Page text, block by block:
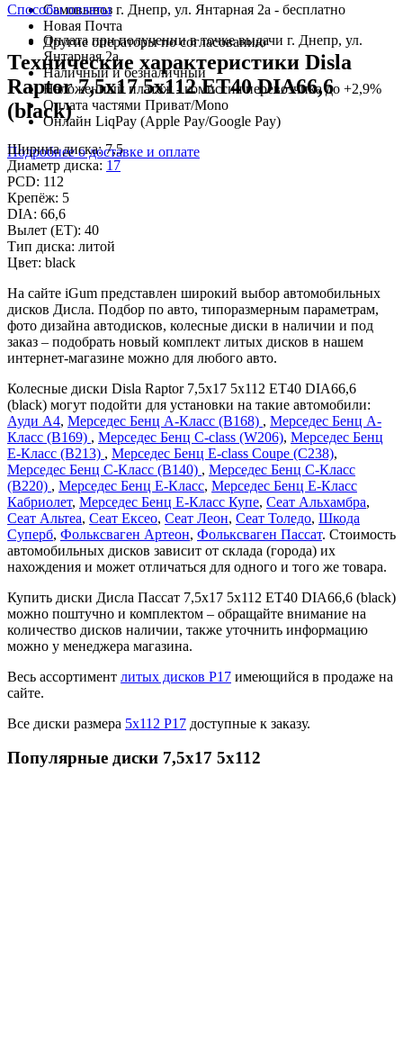
Самовывоз г. Днепр, ул. Янтарная 2а - бесплатно
Новая Почта
Другие операторы по согласованию
Способы оплаты
Оплата при получении в точке выдачи г. Днепр, ул.
Янтарная 2а
Наличный и безналичный
Наложенный платеж - комиссия перевозчика до +2,9%
Оплата частями Приват/Mono
Онлайн LiqPay (Apple Pay/Google Pay)
Подробнее о доставке и оплате
Технические характеристики Disla
Raptor 7,5x17 5x112 ET40 DIA66,6
(black)
Ширина диска:7,5
Диаметр диска: 17
PCD: 112
Крепёж: 5
DIA: 66,6
Вылет (ET): 40
Тип диска: литой
Цвет: black
На сайте iGum представлен широкий выбор автомобильных
дисков Дисла. Подбор по авто, типоразмерным параметрам,
фото дизайна автодисков, колесные диски в наличии и под
заказ – подобрать новый комплект литых дисков в нашем
интернет-магазине можно для любого авто.
Колесные диски Disla Raptor 7,5x17 5x112 ET40 DIA66,6
(black) могут подойти для установки на такие автомобили:
Ауди А4, Мерседес Бенц А-Класс (В168) , Мерседес Бенц А-
Класс (В169) , Мерседес Бенц C-class (W206), Мерседес Бенц
Е-Класс (В213) , Мерседес Бенц E-class Coupe (C238),
Мерседес Бенц С-Класс (В140) , Мерседес Бенц С-Класс
(В220) , Мерседес Бенц Е-Класс, Мерседес Бенц Е-Класс
Кабриолет, Мерседес Бенц Е-Класс Купе, Сеат Альхамбра,
Сеат Альтеа, Сеат Ексео, Сеат Леон, Сеат Толедо, Шкода
Суперб, Фольксваген Артеон, Фольксваген Пассат. Стоимость
автомобильных дисков зависит от склада (города) их
нахождения и может отличаться для одного и того же товара.
Купить диски Дисла Пассат 7,5x17 5x112 ET40 DIA66,6 (black)
можно поштучно и комплектом – обращайте внимание на
количество дисков наличии, также уточнить информацию
можно у менеджера магазина.
Весь ассортимент литых дисков Р17 имеющийся в продаже на
сайте.
Все диски размера 5х112 Р17 доступные к заказу.
Популярные диски 7,5x17 5x112